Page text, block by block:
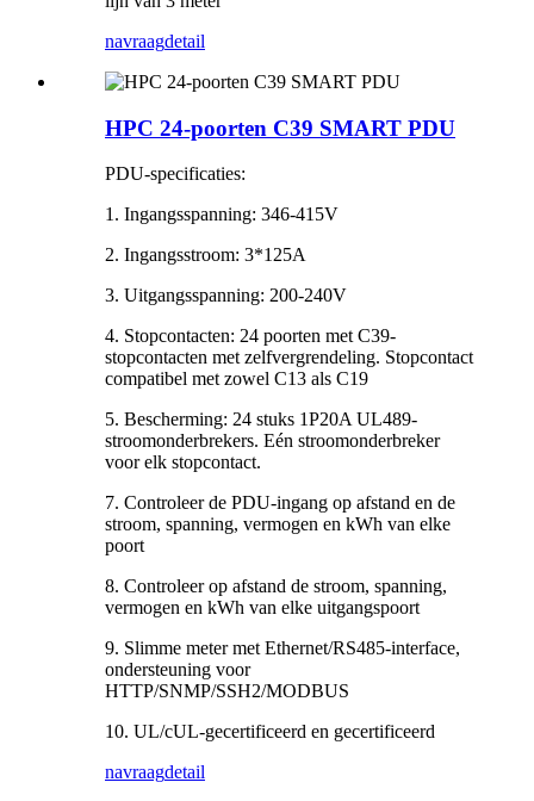
navraagdetail
HPC 24-poorten C39 SMART PDU
PDU-specificaties:
1. Ingangsspanning: 346-415V
2. Ingangsstroom: 3*125A
3. Uitgangsspanning: 200-240V
4. Stopcontacten: 24 poorten met C39-
stopcontacten met zelfvergrendeling. Stopcontact
compatibel met zowel C13 als C19
5. Bescherming: 24 stuks 1P20A UL489-
stroomonderbrekers. Eén stroomonderbreker
voor elk stopcontact.
7. Controleer de PDU-ingang op afstand en de
stroom, spanning, vermogen en kWh van elke
poort
8. Controleer op afstand de stroom, spanning,
vermogen en kWh van elke uitgangspoort
9. Slimme meter met Ethernet/RS485-interface,
ondersteuning voor
HTTP/SNMP/SSH2/MODBUS
10. UL/cUL-gecertificeerd en gecertificeerd
navraagdetail